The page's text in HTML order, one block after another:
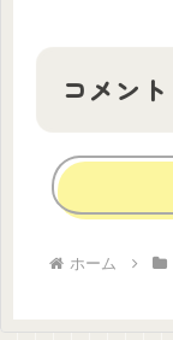
コメント
ホーム